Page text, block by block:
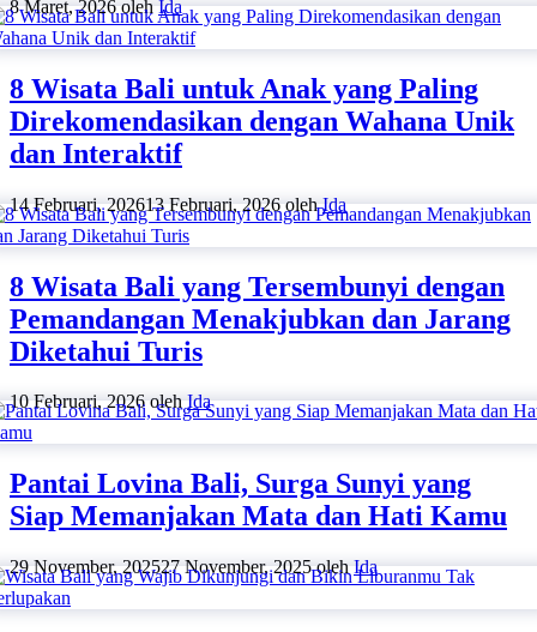
8 Maret, 2026 olehIda
8 Wisata Bali untuk Anak yang Paling
Direkomendasikan dengan Wahana Unik
dan Interaktif
14 Februari, 202613 Februari, 2026 olehIda
8 Wisata Bali yang Tersembunyi dengan
Pemandangan Menakjubkan dan Jarang
Diketahui Turis
10 Februari, 2026 olehIda
Pantai Lovina Bali, Surga Sunyi yang
Siap Memanjakan Mata dan Hati Kamu
29 November, 202527 November, 2025 olehIda